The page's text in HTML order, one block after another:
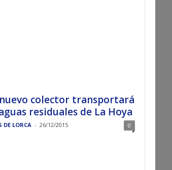
colector transportará
residuales de La Hoya
DE LORCA - 26/12/2015 0